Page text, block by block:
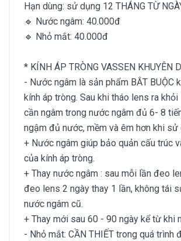
Hạn dùng: sử dụng 12 THÁNG TỪ
🔹 Nước ngâm: 40.000đ
🔹 Nhỏ mắt: 40.000đ
* KÍNH ÁP TRÒNG VASSEN KHUYÊN
- Nước ngâm là sản phẩm BẮT BUỘC
kính áp tròng. Sau khi tháo lens ra
cần ngâm trong nước ngâm đủ 6- 8
ngậm đủ nước, mềm và êm hơn khi sử
+ Nước ngâm giúp bảo quản cấu trúc
của kính áp tròng.
+ Thay nước ngâm : sau mỗi lần đeo
đeo lens 2 ngày thay 1 lần, không tái
nước ngâm cũ.
+ Thay mới sau 60 - 90 ngày kể từ khi
- Nhỏ mắt: CẦN THIẾT trong quá trình